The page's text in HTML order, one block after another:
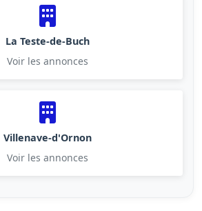
La Teste-de-Buch
Voir les annonces
Villenave-d'Ornon
Voir les annonces